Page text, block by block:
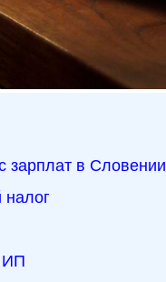
зарплат в Словении
налог
ИП